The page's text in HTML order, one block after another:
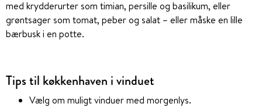
med krydderurter som timian, persille og basilikum, eller
grøntsager som tomat, peber og salat – eller måske en lille
bærbusk i en potte.
Tips til køkkenhaven i vinduet
Vælg om muligt vinduer med morgenlys.